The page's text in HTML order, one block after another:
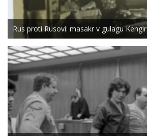
Rus proti Rusovi: masakr v gulagu Kengir